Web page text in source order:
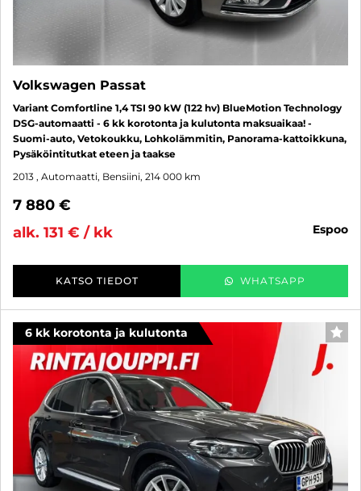
Volkswagen Passat
Variant Comfortline 1,4 TSI 90 kW (122 hv) BlueMotion Technology
DSG-automaatti - 6 kk korotonta ja kulutonta maksuaikaa! -
Suomi-auto, Vetokoukku, Lohkolämmitin, Panorama-kattoikkuna,
Pysäköintitutkat eteen ja taakse
2013 , Automaatti, Bensiini, 214 000 km
7 880 €
alk. 131 € / kk
espoo
KATSO TIEDOT WHATSAPP
6 kk korotonta ja kulutonta